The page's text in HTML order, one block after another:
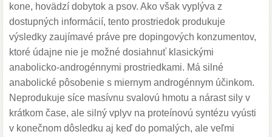
kone, hovädzí dobytok a psov. Ako však vyplýva z
dostupných informácií, tento prostriedok produkuje
výsledky zaujímavé práve pre dopingových konzumentov,
ktoré údajne nie je možné dosiahnuť klasickými
anabolicko-androgénnymi prostriedkami. Má silné
anabolické pôsobenie s miernym androgénnym účinkom.
Neprodukuje síce masívnu svalovú hmotu a nárast sily v
krátkom čase, ale silný vplyv na proteínovú syntézu vyústi
v konečnom dôsledku aj keď do pomalých, ale veľmi